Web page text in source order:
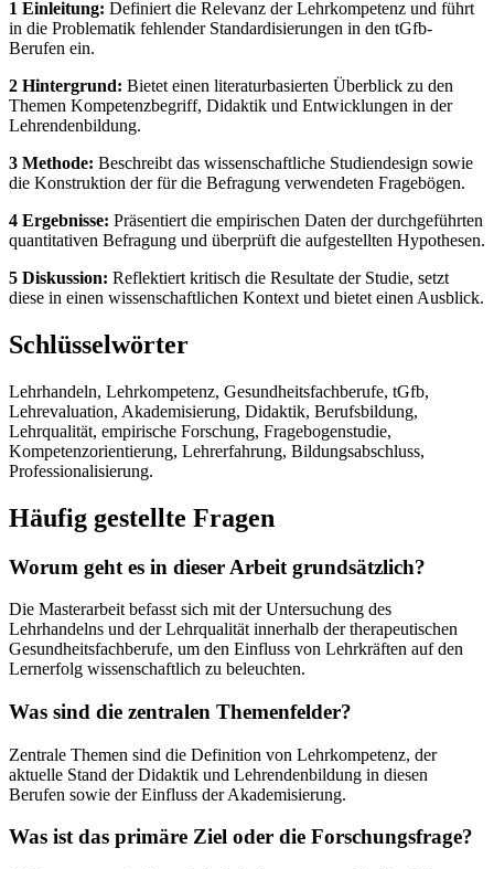
1 Einleitung: Definiert die Relevanz der Lehrkompetenz und führt
in die Problematik fehlender Standardisierungen in den tGfb-
Berufen ein.
2 Hintergrund: Bietet einen literaturbasierten Überblick zu den
Themen Kompetenzbegriff, Didaktik und Entwicklungen in der
Lehrendenbildung.
3 Methode: Beschreibt das wissenschaftliche Studiendesign sowie
die Konstruktion der für die Befragung verwendeten Fragebögen.
4 Ergebnisse: Präsentiert die empirischen Daten der durchgeführten
quantitativen Befragung und überprüft die aufgestellten Hypothesen.
5 Diskussion: Reflektiert kritisch die Resultate der Studie, setzt
diese in einen wissenschaftlichen Kontext und bietet einen Ausblick.
Schlüsselwörter
Lehrhandeln, Lehrkompetenz, Gesundheitsfachberufe, tGfb,
Lehrevaluation, Akademisierung, Didaktik, Berufsbildung,
Lehrqualität, empirische Forschung, Fragebogenstudie,
Kompetenzorientierung, Lehrerfahrung, Bildungsabschluss,
Professionalisierung.
Häufig gestellte Fragen
Worum geht es in dieser Arbeit grundsätzlich?
Die Masterarbeit befasst sich mit der Untersuchung des
Lehrhandelns und der Lehrqualität innerhalb der therapeutischen
Gesundheitsfachberufe, um den Einfluss von Lehrkräften auf den
Lernerfolg wissenschaftlich zu beleuchten.
Was sind die zentralen Themenfelder?
Zentrale Themen sind die Definition von Lehrkompetenz, der
aktuelle Stand der Didaktik und Lehrendenbildung in diesen
Berufen sowie der Einfluss der Akademisierung.
Was ist das primäre Ziel oder die Forschungsfrage?